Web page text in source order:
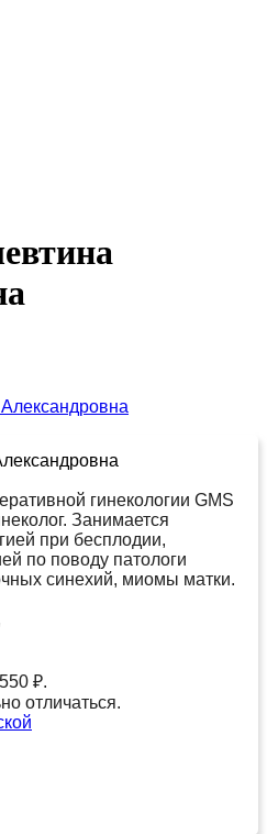
гинекологии GMS
Занимается
при бесплодии,
по поводу патологи
синехий, миомы матки.
₽.
отличаться.